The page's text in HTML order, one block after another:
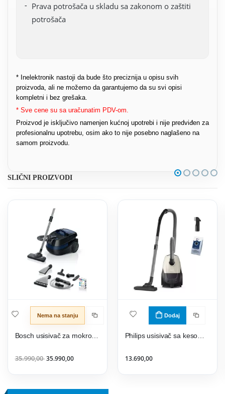
Prava potrošača u skladu sa zakonom o zaštiti
potrošača
* Inelektronik nastoji da bude što preciznija u opisu svih
proizvoda, ali ne možemo da garantujemo da su svi opisi
kompletni i bez grešaka.
* Sve cene su sa uračunatim PDV-om.
Proizvod je isključivo namenjen kućnoj upotrebi i nije predviđen za
profesionalnu upotrebu, osim ako to nije posebno naglašeno na
samom proizvodu.
SLIČNI PROIZVODI
Nema na stanju
Bosch usisivač za mokro i suvo usisavanje BWD41700
35.990,0035.990,00
Dodaj
13.690,00